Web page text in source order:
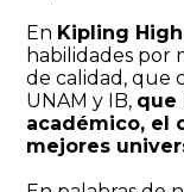
En Kipling
habilidades por
de calidad, que
UNAM y IB, que
académico, el
mejores